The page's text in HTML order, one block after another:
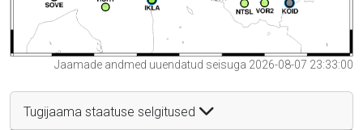
Jaamade andmed uuendatud seisuga 2026-08-07 23:33:00
Tugijaama staatuse selgitused